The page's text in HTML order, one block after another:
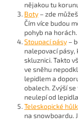
nějakou tu
Boty – zde
Čím více budou
pohyb na horách.
Stoupací pásy –
nalepovací
skluznici. Takto
ve sněhu
lepidlem a
obalech. Zvýší
neulepí od
Teleskopické
na snowboardu.